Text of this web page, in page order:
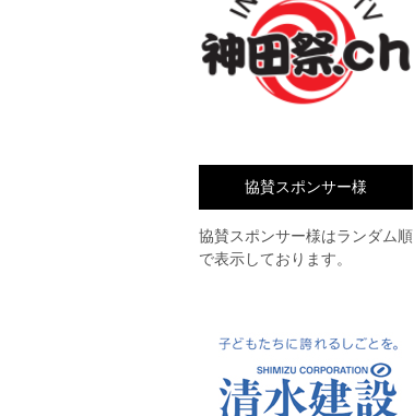
協賛スポンサー様
協賛スポンサー様はランダム順
で表示しております。